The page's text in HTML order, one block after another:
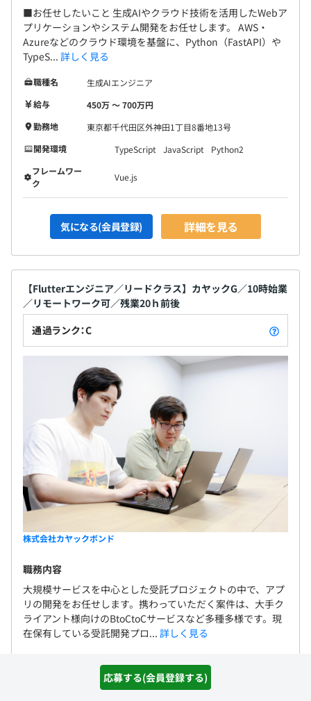
応募する(会員登録する)
■お任せしたいこと 生成AIやクラウド技術を活用したWebア
プリケーションやシステム開発をお任せします。 AWS・
Azureなどのクラウド環境を基盤に、Python（FastAPI）や
TypeS... 詳しく見る
職種名
生成AIエンジニア
給与
450万 〜 700万円
勤務地
東京都千代田区外神田1丁目8番地13号
開発環境
TypeScript JavaScript
Python2
フレームワー
ク
Vue.js
気になる(会員登録) 詳細を見る
【Flutterエンジニア／リードクラス】カヤックG／10時始業
／リモートワーク可／残業20ｈ前後
通過ランク：C
株式会社カヤックボンド
職務内容
大規模サービスを中心とした受託プロジェクトの中で、アプ
リの開発をお任せします。携わっていただく案件は、大手ク
ライアント様向けのBtoCtoCサービスなど多種多様です。現
在保有している受託開発プロ... 詳しく見る
600万 〜 850万円